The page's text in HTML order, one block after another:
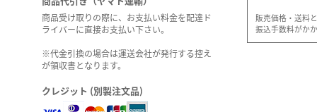
商品受け取りの際に、お支払い料金を配達ド
ライバーに直接お支払い下さい。
※代金引換の場合は運送会社が発行する控え
が領収書となります。
クレジット (別製注文品)
販売価格・送料
振込手数料がか